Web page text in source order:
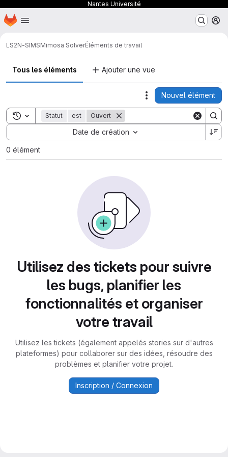
Nantes Université
Passer au contenu principal
Page d'accueil
LS2N-SIMSMimosa SolverÉléments de travail
Tous les éléments Ajouter une vue
Actions
Nouvel élément
Toggle search history
Statut est Ouvert
Date de création
Sort by:
0 élément
Utilisez des tickets pour suivre
les bugs, planifier les
fonctionnalités et organiser
votre travail
Utilisez les tickets (également appelés stories sur d'autres
plateformes) pour collaborer sur des idées, résoudre des
problèmes et planifier votre projet.
Inscription / Connexion